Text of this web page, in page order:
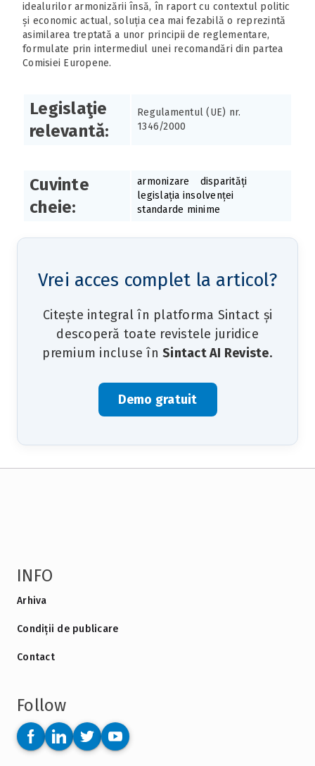
idealurilor armonizării însă, în raport cu contextul politic
și economic actual, soluția cea mai fezabilă o reprezintă
asimilarea treptată a unor principii de reglementare,
formulate prin intermediul unei recomandări din partea
Comisiei Europene.
Legislaţie
relevantă:
Regulamentul (UE) nr.
1346/2000
Cuvinte
cheie:
armonizare
disparități
legislația insolvenței
standarde minime
Vrei acces complet la articol?
Citește integral în platforma Sintact și
descoperă toate revistele juridice
premium incluse în Sintact AI Reviste.
Demo gratuit
INFO
Arhiva
Condiții de publicare
Contact
Follow